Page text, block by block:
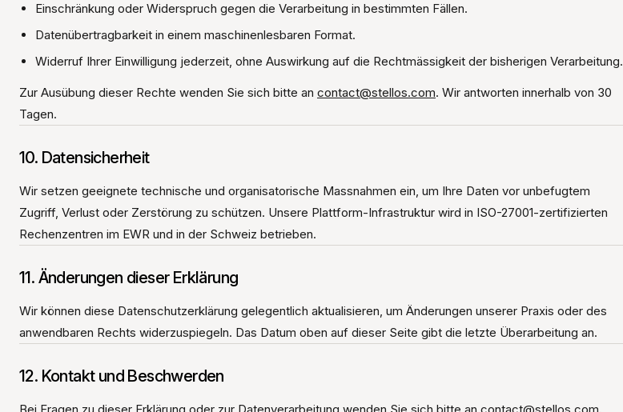
Einschränkung oder Widerspruch gegen die Verarbeitung in bestimmten Fällen.
Datenübertragbarkeit in einem maschinenlesbaren Format.
Widerruf Ihrer Einwilligung jederzeit, ohne Auswirkung auf die Rechtmässigkeit der bisherigen Verarbeitung.
Zur Ausübung dieser Rechte wenden Sie sich bitte an contact@stellos.com. Wir antworten innerhalb von 30
Tagen.
10. Datensicherheit
Wir setzen geeignete technische und organisatorische Massnahmen ein, um Ihre Daten vor unbefugtem
Zugriff, Verlust oder Zerstörung zu schützen. Unsere Plattform-Infrastruktur wird in ISO-27001-zertifizierten
Rechenzentren im EWR und in der Schweiz betrieben.
11. Änderungen dieser Erklärung
Wir können diese Datenschutzerklärung gelegentlich aktualisieren, um Änderungen unserer Praxis oder des
anwendbaren Rechts widerzuspiegeln. Das Datum oben auf dieser Seite gibt die letzte Überarbeitung an.
12. Kontakt und Beschwerden